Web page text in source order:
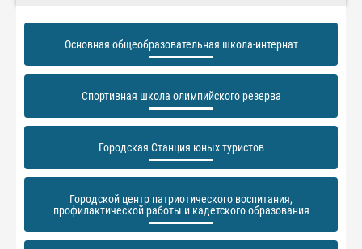
Основная общеобразовательная школа-интернат
Спортивная школа олимпийского резерва
Городская Станция юных туристов
Городской центр патриотического воспитания,
профилактической работы и кадетского образования